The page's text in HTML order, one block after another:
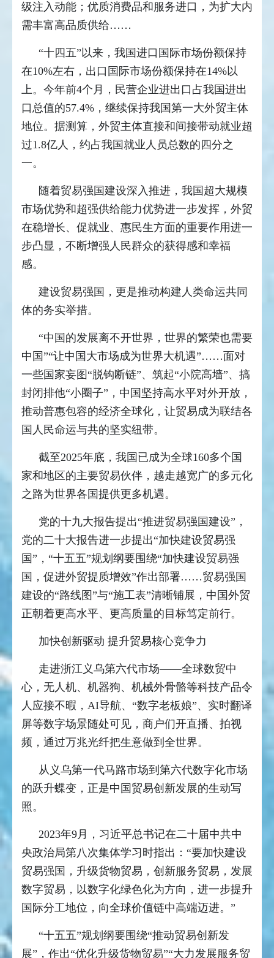
级注入动能；优质消费品和服务进口，为扩大内
需丰富高品质供给……
“十四五”以来，我国进口国际市场份额保持
在10%左右，出口国际市场份额保持在14%以
上。今年前4个月，民营企业进出口占我国进出
口总值的57.4%，继续保持我国第一大外贸主体
地位。据测算，外贸主体直接和间接带动就业超
过1.8亿人，约占我国就业人员总数的四分之
一。
随着贸易强国建设深入推进，我国超大规模
市场优势和超强供给能力优势进一步发挥，外贸
在稳增长、促就业、惠民生方面的重要作用进一
步凸显，不断增强人民群众的获得感和幸福
感。
建设贸易强国，更是推动构建人类命运共同
体的务实举措。
“中国的发展离不开世界，世界的繁荣也需要
中国”“让中国大市场成为世界大机遇”……面对
一些国家妄图“脱钩断链”、筑起“小院高墙”、搞
封闭排他“小圈子”，中国坚持高水平对外开放，
推动普惠包容的经济全球化，让贸易成为联结各
国人民命运与共的坚实纽带。
截至2025年底，我国已成为全球160多个国
家和地区的主要贸易伙伴，越走越宽广的多元化
之路为世界各国提供更多机遇。
党的十九大报告提出“推进贸易强国建设”，
党的二十大报告进一步提出“加快建设贸易强
国”，“十五五”规划纲要围绕“加快建设贸易强
国，促进外贸提质增效”作出部署……贸易强国
建设的“路线图”与“施工表”清晰铺展，中国外贸
正朝着更高水平、更高质量的目标笃定前行。
加快创新驱动 提升贸易核心竞争力
走进浙江义乌第六代市场——全球数贸中
心，无人机、机器狗、机械外骨骼等科技产品令
人应接不暇，AI导航、“数字老板娘”、实时翻译
屏等数字场景随处可见，商户们开直播、拍视
频，通过万兆光纤把生意做到全世界。
从义乌第一代马路市场到第六代数字化市场
的跃升蝶变，正是中国贸易创新发展的生动写
照。
2023年9月，习近平总书记在二十届中共中
央政治局第八次集体学习时指出：“要加快建设
贸易强国，升级货物贸易，创新服务贸易，发展
数字贸易，以数字化绿色化为方向，进一步提升
国际分工地位，向全球价值链中高端迈进。”
“十五五”规划纲要围绕“推动贸易创新发
展”，作出“优化升级货物贸易”“大力发展服务贸